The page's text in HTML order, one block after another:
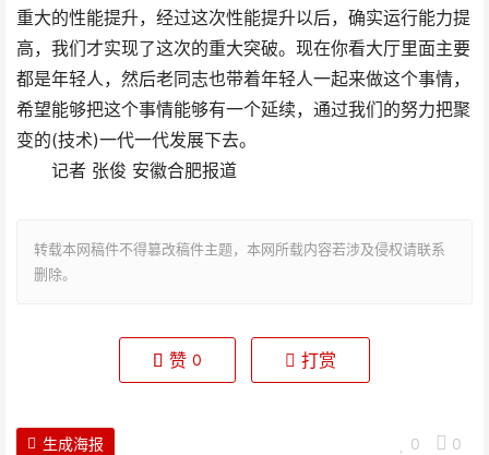
重大的性能提升，经过这次性能提升以后，确实运行能力提
高，我们才实现了这次的重大突破。现在你看大厅里面主要
都是年轻人，然后老同志也带着年轻人一起来做这个事情，
希望能够把这个事情能够有一个延续，通过我们的努力把聚
变的(技术)一代一代发展下去。
记者 张俊 安徽合肥报道
转载本网稿件不得篡改稿件主题，本网所载内容若涉及侵权请联系
删除。
赞 0 打赏
0 0
生成海报